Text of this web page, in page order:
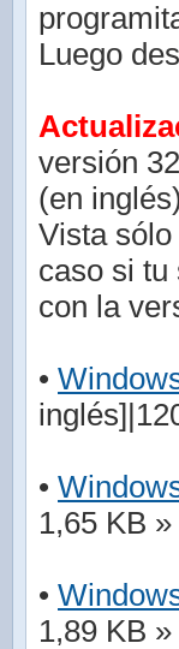
Luego
versión
(en
Vista
caso si tu
con la
•
•
1,65 KB
•
1,89 KB